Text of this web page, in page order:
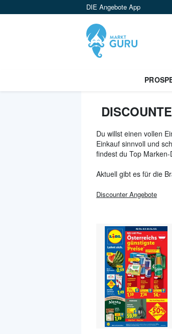
DIE Angebote App
Du willst einen vollen
Einkauf sinnvoll und
findest du Top
Aktuell gibt es für die
DiscounterAngebote